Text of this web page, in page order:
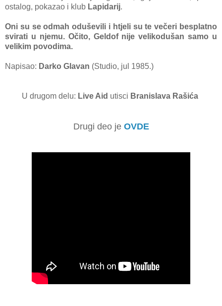
ostalog, pokazao i klub Lapidarij.
Oni su se odmah oduševili i htjeli su te večeri besplatno
svirati u njemu. Očito, Geldof nije velikodušan samo u
velikim povodima.
Napisao: Darko Glavan (Studio, jul 1985.)
U drugom delu: Live Aid utisci Branislava Rašića
Drugi deo je OVDE